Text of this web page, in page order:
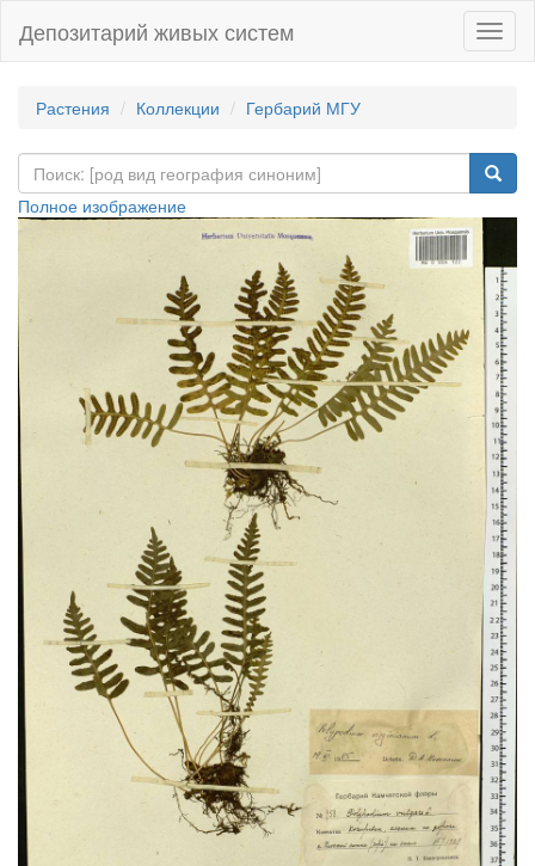
Депозитарий живых систем
Растения Коллекции Гербарий МГУ
Полное изображение